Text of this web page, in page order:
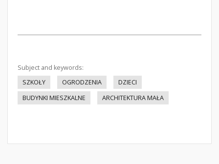
Subject and keywords:
SZKOŁY
OGRODZENIA
DZIECI
BUDYNKI MIESZKALNE
ARCHITEKTURA MAŁA